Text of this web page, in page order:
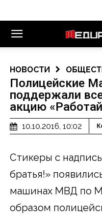
НОВОСТИ
Полицейские
поддержали
акцию
10.10.2016, 10:02
Стикеры с
братья!»
машинах МВД по
образом